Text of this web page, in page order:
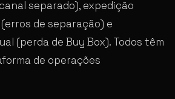
separado), expedição
(erros de separação) e
(perda de Buy Box). Todos têm
de operações